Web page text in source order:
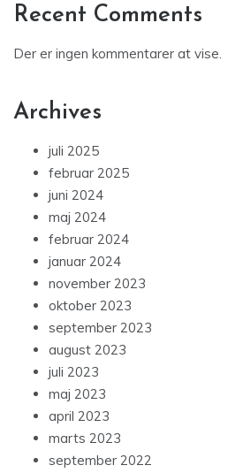
Recent Comments
Der er ingen kommentarer at vise.
Archives
juli 2025
februar 2025
juni 2024
maj 2024
februar 2024
januar 2024
november 2023
oktober 2023
september 2023
august 2023
juli 2023
maj 2023
april 2023
marts 2023
september 2022